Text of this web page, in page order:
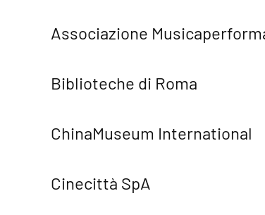
Associazione
Biblioteche di Roma
ChinaMuseum International
Cinecittà SpA